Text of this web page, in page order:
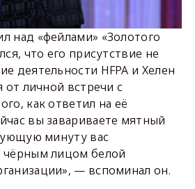
над «фейлами» «Золотого
что его присутствие не
деятельности HFPA и Хелен
от личной встречи с
как ответил на её
вы завариваете мятный
минуту вас
чёрным лицом белой
— вспоминал он.